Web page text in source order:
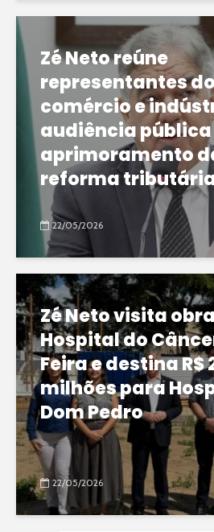
Zé Neto reúne
representantes
comércio e
audiência
aprimoramento
reforma
22/05/2026
Zé Neto visita
Hospital do
Feira e destina R$
milhões para
Dom Pedro
22/05/2026